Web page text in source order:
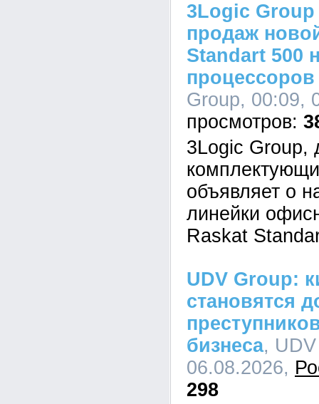
3Logic Group
продаж
Standart 500
Group, 00:09,
3Logic Group,
объявляет о
линейки
Raskat
UDV Group:
становятся
бизнеса,
06.08.2026,
298